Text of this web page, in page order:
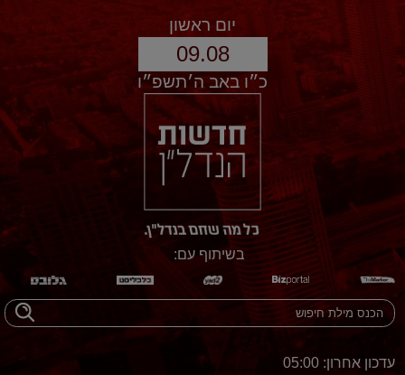
יום ראשון
09.08
כ״ו באב ה׳תשפ״ו
בשיתוף עם:
עדכון אחרון: 05:00